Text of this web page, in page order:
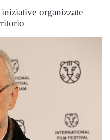
organizzate